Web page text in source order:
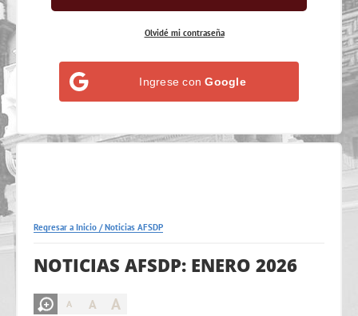
Olvidé mi contraseña
Ingrese conGoogle
Regresar a Inicio /Noticias AFSDP
NOTICIAS AFSDP: ENERO 2026
A A A